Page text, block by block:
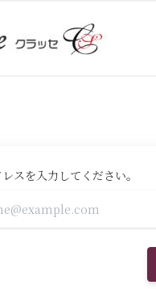
スを入力してください。